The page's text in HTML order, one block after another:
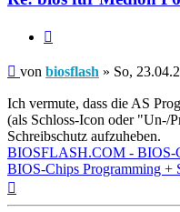
Beitrag
von biosflash » So,
Ich vermute, dass die AS
(als Schloss-Icon oder "Un-/
Schreibschutz aufzuheben.
BIOSFLASH.COM - BIOS-
BIOS-Chips Programming +